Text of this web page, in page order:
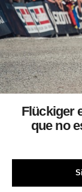
Flückiger
que no